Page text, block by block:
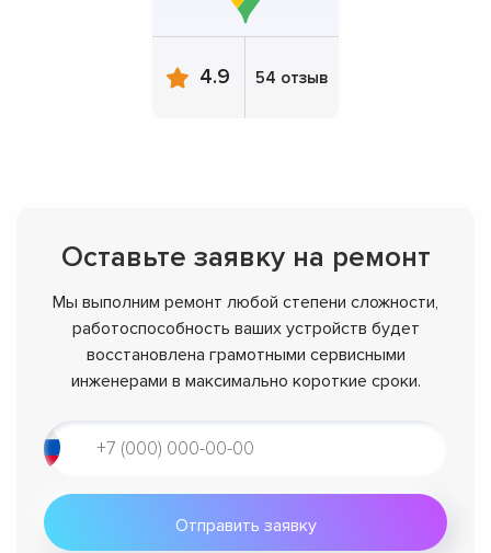
4.9 54 отзыв
Оставьте заявку на ремонт
Мы выполним ремонт любой степени сложности,
работоспособность ваших устройств будет
восстановлена грамотными сервисными
инженерами в максимально короткие сроки.